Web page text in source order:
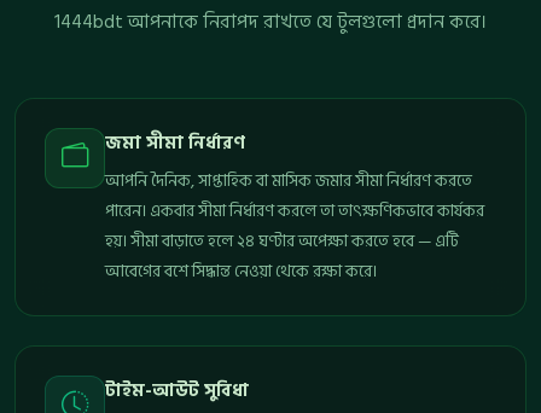
1444bdt আপনাকে নিরাপদ রাখতে যে টুলগুলো প্রদান করে।
জমা সীমা নির্ধারণ
আপনি দৈনিক, সাপ্তাহিক বা মাসিক জমার সীমা নির্ধারণ করতে
পারেন। একবার সীমা নির্ধারণ করলে তা তাৎক্ষণিকভাবে কার্যকর
হয়। সীমা বাড়াতে হলে ২৪ ঘণ্টার অপেক্ষা করতে হবে — এটি
আবেগের বশে সিদ্ধান্ত নেওয়া থেকে রক্ষা করে।
টাইম-আউট সুবিধা